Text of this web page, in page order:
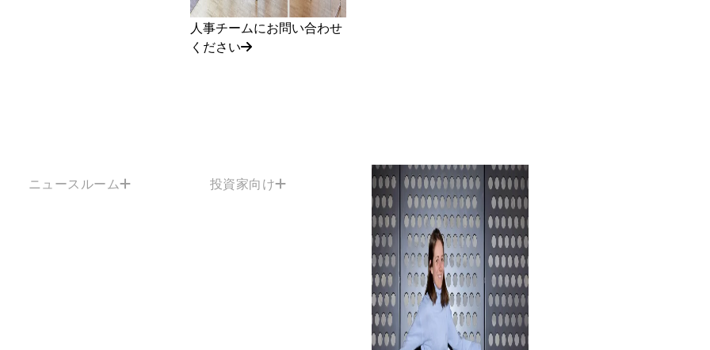
人事チームにお問い合わせ
ください
ニュースルーム 投資家向け